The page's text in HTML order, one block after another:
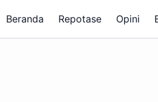
Beranda
Repotase Opini